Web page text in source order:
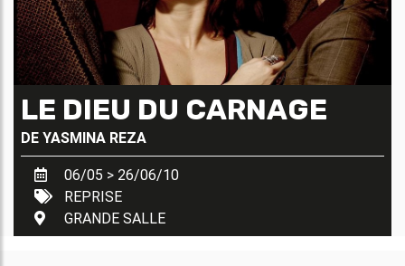
LE DIEU DU CARNAGE
DE YASMINA REZA
06/05 > 26/06/10
REPRISE
GRANDE SALLE